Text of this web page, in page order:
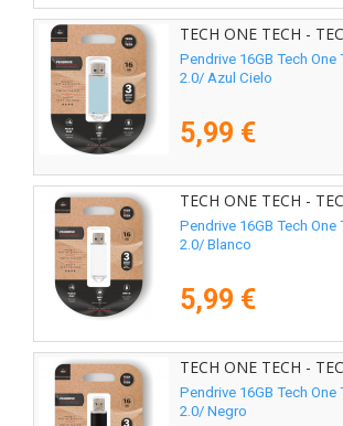
TECH ONE TECH -
Pendrive 16GB Tech One
2.0/ Azul Cielo
5,99 €
TECH ONE TECH -
Pendrive 16GB Tech One
2.0/ Blanco
5,99 €
TECH ONE TECH -
Pendrive 16GB Tech One
2.0/ Negro